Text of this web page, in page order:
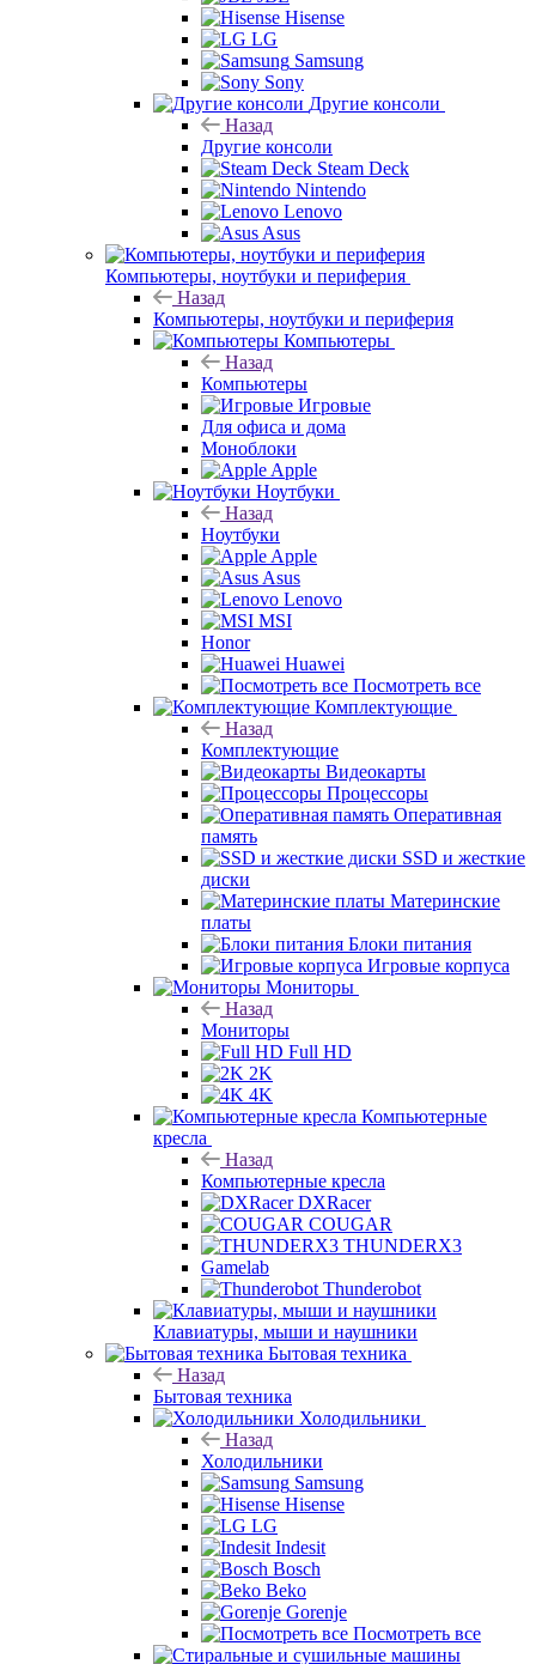
Hisense
LG
Samsung
Sony
Другие консоли
Назад
Другие консоли
Steam Deck
Nintendo
Lenovo
Asus
Компьютеры, ноутбуки и периферия
Назад
Компьютеры, ноутбуки и периферия
Компьютеры
Назад
Компьютеры
Игровые
Для офиса и дома
Моноблоки
Apple
Ноутбуки
Назад
Ноутбуки
Apple
Asus
Lenovo
MSI
Honor
Huawei
Посмотреть все
Комплектующие
Назад
Комплектующие
Видеокарты
Процессоры
Оперативная
память
SSD и жесткие
диски
Материнские
платы
Блоки питания
Игровые корпуса
Мониторы
Назад
Мониторы
Full HD
2K
4K
Компьютерные
кресла
Назад
Компьютерные кресла
DXRacer
COUGAR
THUNDERX3
Gamelab
Thunderobot
Клавиатуры, мыши и наушники
Бытовая техника
Назад
Бытовая техника
Холодильники
Назад
Холодильники
Samsung
Hisense
LG
Indesit
Bosch
Beko
Gorenje
Посмотреть все